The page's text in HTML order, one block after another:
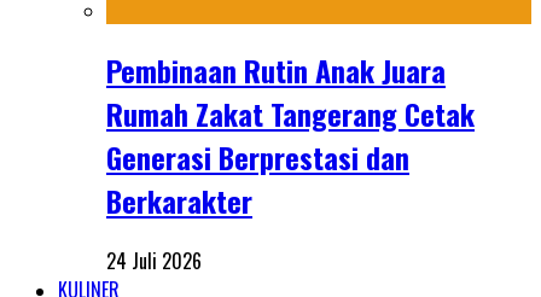
Pembinaan Rutin Anak Juara
Rumah Zakat Tangerang Cetak
Generasi Berprestasi dan
Berkarakter
24 Juli 2026
KULINER